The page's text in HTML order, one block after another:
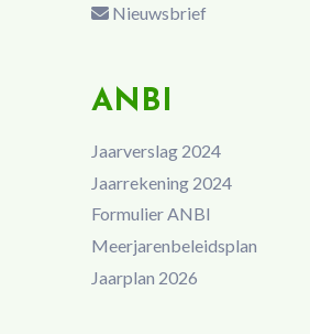
Nieuwsbrief
ANBI
Jaarverslag 2024
Jaarrekening 2024
Formulier ANBI
Meerjarenbeleidsplan
Jaarplan 2026